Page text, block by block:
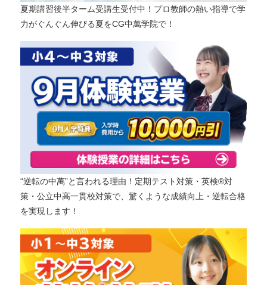
夏期講習後半ターム受講生受付中！プロ教師の熱い指導で学
力がぐんぐん伸びる夏をCG中萬学院で！
“逆転の中萬”と言われる理由！定期テスト対策・英検®対
策・公立中高一貫校対策で、驚くような成績向上・逆転合格
を実現します！